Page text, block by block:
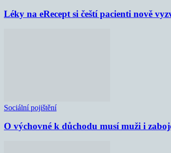
Léky na eRecept si čeští pacienti nově
Sociální pojištění
O výchovné k důchodu musí muži i